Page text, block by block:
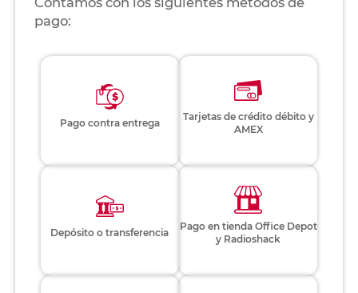
pago:
Pago contra entrega
Tarjetas de crédito débito y
AMEX
Depósito o transferencia
Pago en tienda Office Depot
y Radioshack